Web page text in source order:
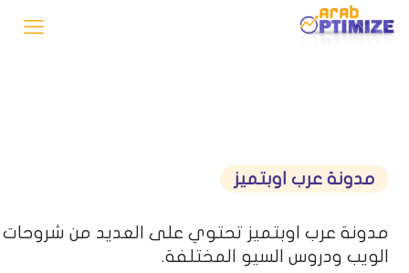
مدونة عرب اوبتميز
مدونة عرب اوبتميز تحتوي على العديد من شروحات
الويب ودروس السيو المختلفة.